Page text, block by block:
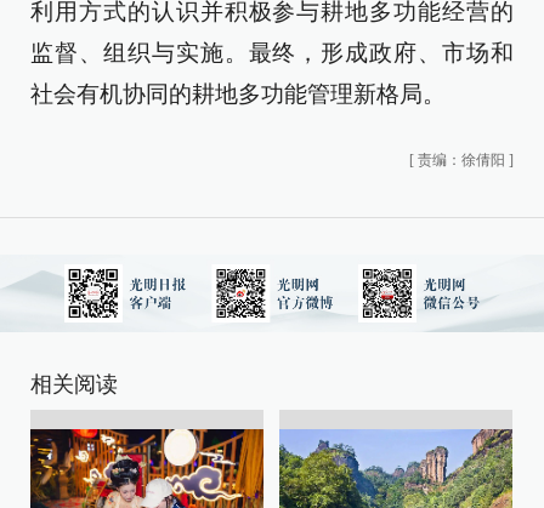
利用方式的认识并积极参与耕地多功能经营的
监督、组织与实施。最终，形成政府、市场和
社会有机协同的耕地多功能管理新格局。
[ 责编：徐倩阳 ]
相关阅读